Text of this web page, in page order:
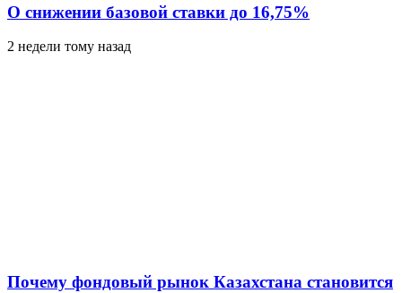
О снижении базовой ставки до 16,75%
2 недели тому назад
Почему фондовый рынок Казахстана становится